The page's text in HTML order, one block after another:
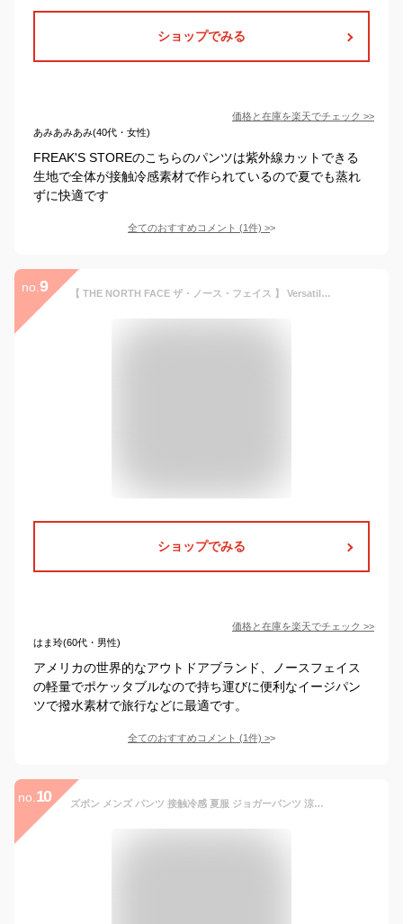
ショップでみる
価格と在庫を楽天でチェック >>
あみあみあみ(40代・女性)
FREAK'S STOREのこちらのパンツは紫外線カットできる
生地で全体が接触冷感素材で作られているので夏でも蒸れ
ずに快適です
全てのおすすめコメント (1件) >
no. 9 【 THE NORTH FACE ザ・ノース・フェイス 】 Versatile Pant バーサタイル パンツ NB32550 / ジョガーパンツ イージーパンツ ナイロンパンツ ロングパンツ ゴムウエスト 撥水 無地 裾リブ ポケッタブル ボトム メンズ レディース ユニセックス 2025SPRING/
ショップでみる
価格と在庫を楽天でチェック >>
はま玲(60代・男性)
アメリカの世界的なアウトドアブランド、ノースフェイス
の軽量でポケッタブルなので持ち運びに便利なイージパン
ツで撥水素材で旅行などに最適です。
全てのおすすめコメント (1件) >
no. 10 ズボン メンズ パンツ 接触冷感 夏服 ジョガーパンツ 涼しい 速乾 超ストレッチ スウェットパンツ アイスシルクパンツ 薄手 軽量 レギパン 美脚 イージーパンツ 部屋着 ボトムス ロングパンツ 春 夏 (JP, 数字サイズ, 30, ダークグレー)